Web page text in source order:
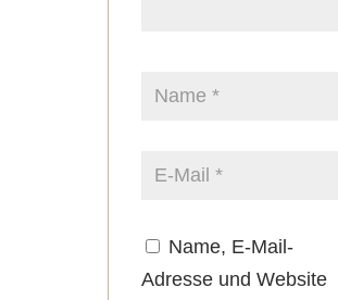
Name, E-Mail-
Adresse und Website